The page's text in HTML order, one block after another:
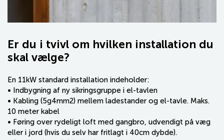
Er du i tvivl om hvilken installation du
skal vælge?
En 11kW standard installation indeholder:
• Indbygning af ny sikringsgruppe i el-tavlen
• Kabling (5g4mm2) mellem ladestander og el-tavle. Maks.
10 meter kabel
• Føring over rydeligt loft med gangbro, udvendigt på væg
eller i jord (hvis du selv har fritlagt i 40cm dybde).